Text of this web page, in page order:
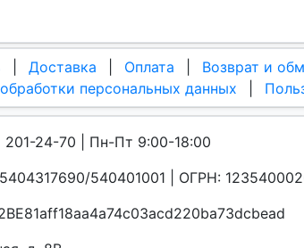
Доставка Оплата Возврат и
персональных данных
24-70 | Пн-Пт 9:00-18:00
540401001 | ОГРН: